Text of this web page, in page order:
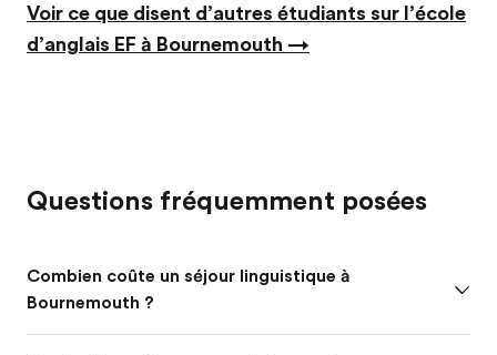
Voir ce que disent d’autres étudiants sur l’école
d’anglais EF à Bournemouth →
Questions fréquemment posées
Combien coûte un séjour linguistique à
Bournemouth ?